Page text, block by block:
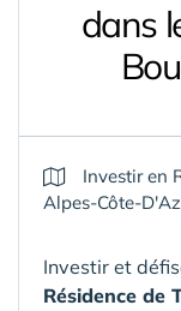
dans
Investir en
Alpes-Côte-
Investir et
Résidence de